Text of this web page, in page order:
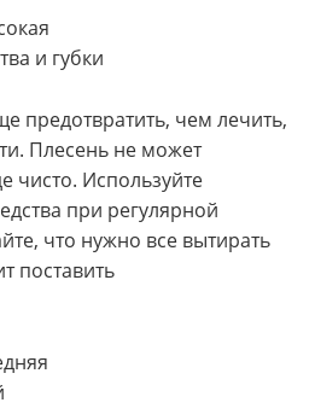
и губки
предотвратить, чем лечить,
Плесень не может
чисто. Используйте
при регулярной
что нужно все вытирать
поставить